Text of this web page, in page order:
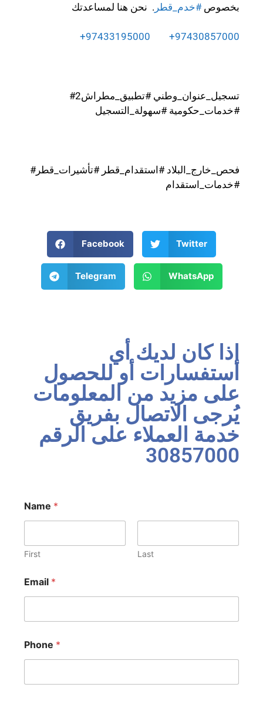
بخصوص#خدم_قطر . نحن هنا لمساعدتك
+97433195000 +97430857000
#تسجيل_عنوان_وطني #تطبيق_مطراش2
#خدمات_حكومية #سهولة_التسجيل
#فحص_خارج_البلاد #استقدام_قطر #تأشيرات_قطر
#خدمات_استقدام
Facebook Twitter
Telegram WhatsApp
إذا كان لديك أي
استفسارات أو للحصول
على مزيد من المعلومات
يُرجى الاتصال بفريق
خدمة العملاء على الرقم
30857000
Name *
First Last
Email *
Phone *